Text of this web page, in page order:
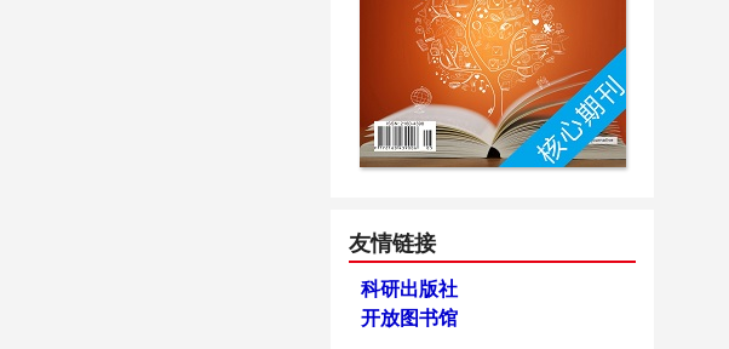
友情链接
科研出版社
开放图书馆